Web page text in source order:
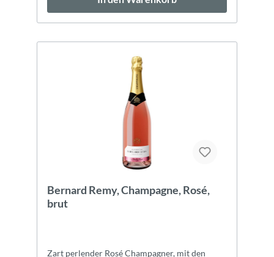
Bernard Remy, Champagne, Rosé,
brut
Zart perlender Rosé Champagner, mit den